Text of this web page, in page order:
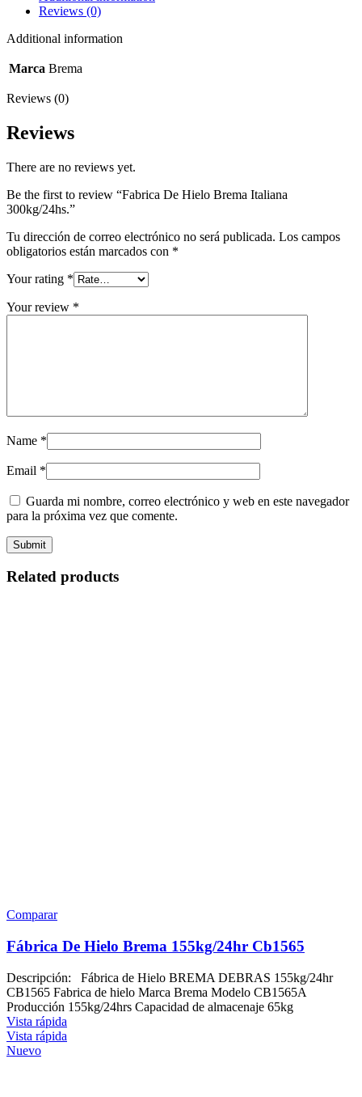
Reviews (0)
Additional information
Marca Brema
Reviews (0)
Reviews
There are no reviews yet.
Be the first to review “Fabrica De Hielo Brema Italiana
300kg/24hs.”
Tu dirección de correo electrónico no será publicada. Los campos
obligatorios están marcados con *
Your rating *
Your review *
Name *
Email *
Guarda mi nombre, correo electrónico y web en este navegador
para la próxima vez que comente.
Related products
Comparar
Fábrica De Hielo Brema 155kg/24hr Cb1565
Descripción: Fábrica de Hielo BREMA DEBRAS 155kg/24hr
CB1565 Fabrica de hielo Marca Brema Modelo CB1565A
Producción 155kg/24hrs Capacidad de almacenaje 65kg
Vista rápida
Vista rápida
Nuevo